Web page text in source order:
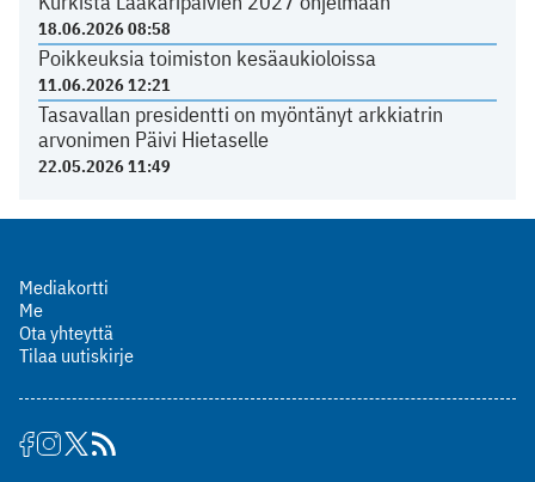
18.06.2026 08:58
Poikkeuksia toimiston kesäaukioloissa
11.06.2026 12:21
Tasavallan presidentti on myöntänyt arkkiatrin
arvonimen Päivi Hietaselle
22.05.2026 11:49
Mediakortti
Me
Ota yhteyttä
Tilaa uutiskirje